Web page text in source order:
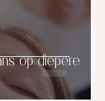
op diepere